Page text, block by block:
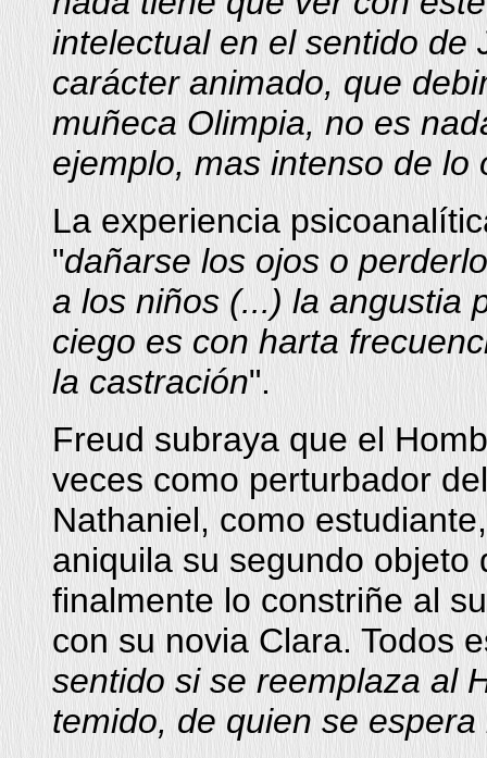
intelectual en el sentido de
carácter animado, que
muñeca Olimpia, no es
ejemplo, mas intenso de lo
La experiencia
"dañarse los ojos o
a los niños (...) la angustia
ciego es con harta
la castración".
Freud subraya que el
veces como perturbador
Nathaniel, como
aniquila su segundo
finalmente lo constriñe al
con su novia Clara. Todos
sentido si se reemplaza al
temido, de quien se